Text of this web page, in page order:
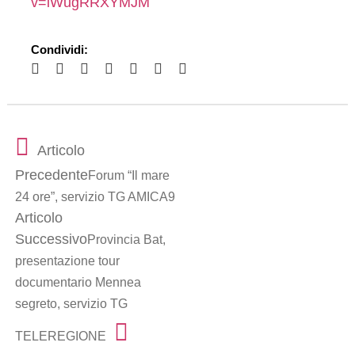
Condividi:
Articolo
PrecedenteForum “Il mare
24 ore”, servizio TG AMICA9
Articolo
SuccessivoProvincia Bat,
presentazione tour
documentario Mennea
segreto, servizio TG
TELEREGIONE